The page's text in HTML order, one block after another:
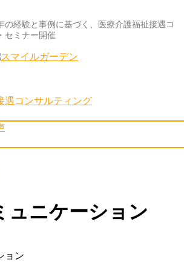
の経験と事例に基づく、医療介護福祉接遇コ
セミナー開催
遇コンサルティング
ュニケーション
ョン